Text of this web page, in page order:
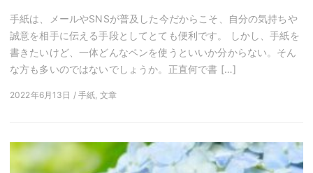
手紙は、メールやSNSが普及した今だからこそ、自分の気持ちや
誠意を相手に伝える手段としてとても便利です。 しかし、手紙を
書きたいけど、一体どんなペンを使うといいか分からない。そん
な方も多いのではないでしょうか。正直何で書 […]
2022年6月13日 / 手紙, 文章